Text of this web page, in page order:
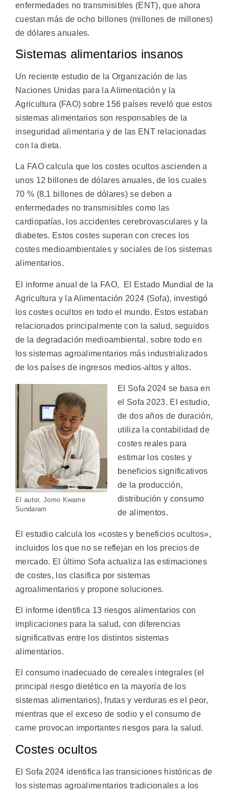
enfermedades no transmisibles (ENT), que ahora
cuestan más de ocho billones (millones de millones)
de dólares anuales.
Sistemas alimentarios insanos
Un reciente estudio de la Organización de las
Naciones Unidas para la Alimentación y la
Agricultura (FAO) sobre 156 países reveló que estos
sistemas alimentarios son responsables de la
inseguridad alimentaria y de las ENT relacionadas
con la dieta.
La FAO calcula que los costes ocultos ascienden a
unos 12 billones de dólares anuales, de los cuales
70 % (8,1 billones de dólares) se deben a
enfermedades no transmisibles como las
cardiopatías, los accidentes cerebrovasculares y la
diabetes. Estos costes superan con creces los
costes medioambientales y sociales de los sistemas
alimentarios.
El informe anual de la FAO, El Estado Mundial de la
Agricultura y la Alimentación 2024 (Sofa), investigó
los costes ocultos en todo el mundo. Estos estaban
relacionados principalmente con la salud, seguidos
de la degradación medioambiental, sobre todo en
los sistemas agroalimentarios más industrializados
de los países de ingresos medios-altos y altos.
El autor, Jomo Kwame
Sundaram
El Sofa 2024 se basa en
el Sofa 2023. El estudio,
de dos años de duración,
utiliza la contabilidad de
costes reales para
estimar los costes y
beneficios significativos
de la producción,
distribución y consumo
de alimentos.
El estudio calcula los «costes y beneficios ocultos»,
incluidos los que no se reflejan en los precios de
mercado. El último Sofa actualiza las estimaciones
de costes, los clasifica por sistemas
agroalimentarios y propone soluciones.
El informe identifica 13 riesgos alimentarios con
implicaciones para la salud, con diferencias
significativas entre los distintos sistemas
alimentarios.
El consumo inadecuado de cereales integrales (el
principal riesgo dietético en la mayoría de los
sistemas alimentarios), frutas y verduras es el peor,
mientras que el exceso de sodio y el consumo de
carne provocan importantes riesgos para la salud.
Costes ocultos
El Sofa 2024 identifica las transiciones históricas de
los sistemas agroalimentarios tradicionales a los